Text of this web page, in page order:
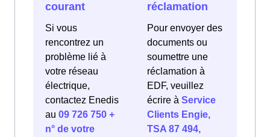
courant
Si vous
rencontrez un
problème lié à
votre réseau
électrique,
contactez Enedis
au 09 726 750 +
n° de votre
réclamation
Pour envoyer des
documents ou
soumettre une
réclamation à
EDF, veuillez
écrire à Service
Clients Engie,
TSA 87 494,